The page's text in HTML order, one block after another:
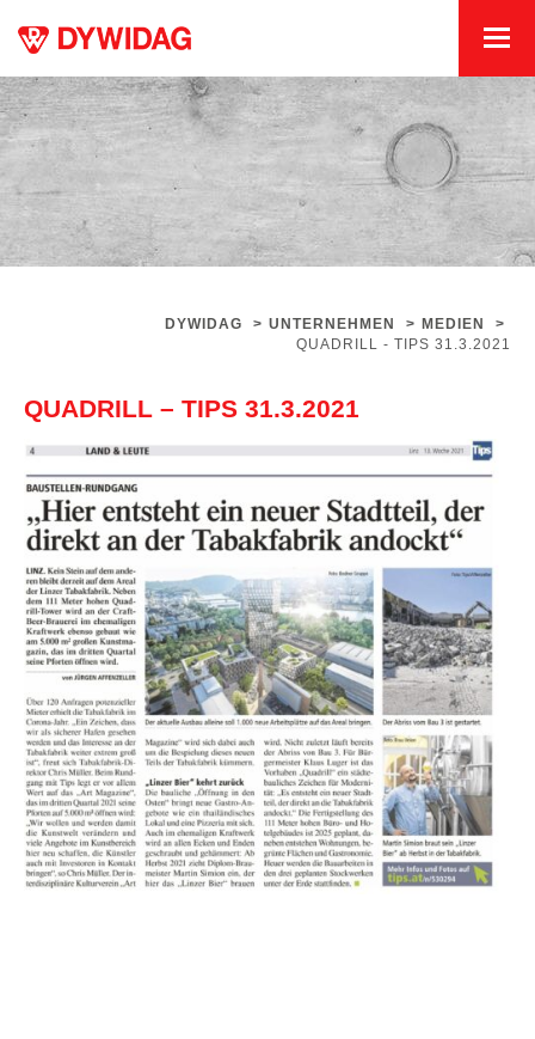
DYWIDAG > UNTERNEHMEN > MEDIEN
>
QUADRILL - TIPS 31.3.2021
QUADRILL – TIPS 31.3.2021